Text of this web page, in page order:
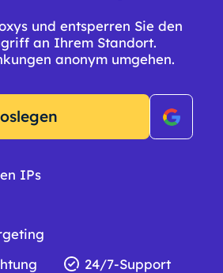
und entsperren Sie den
an Ihrem Standort.
anonym umgehen.
IPs
24/7-Support